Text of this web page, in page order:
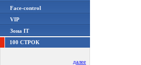
Face-control
VIP
Зона IT
100 СТРОК
далее